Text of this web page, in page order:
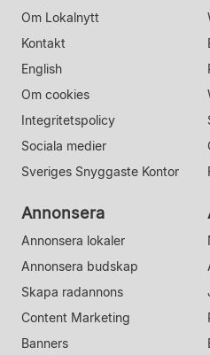
Om Lokalnytt
Kontakt
English
Om cookies
Integritetspolicy
Sociala medier
Sveriges Snyggaste Kontor
Annonsera
Annonsera lokaler
Annonsera budskap
Skapa radannons
Content Marketing
Banners